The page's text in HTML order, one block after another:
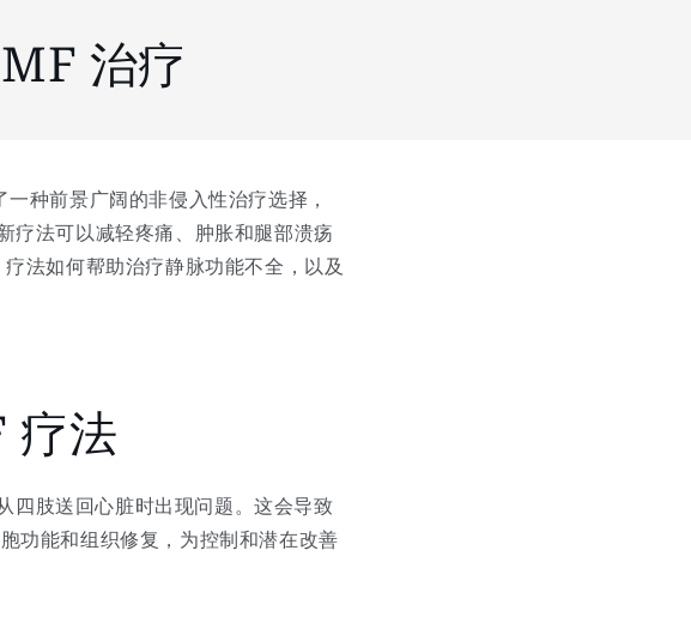
治疗
种前景广阔的非侵入性治疗选择，
疗法可以减轻疼痛、肿胀和腿部溃疡
法如何帮助治疗静脉功能不全，以及
疗法
四肢送回心脏时出现问题。这会导致
功能和组织修复，为控制和潜在改善